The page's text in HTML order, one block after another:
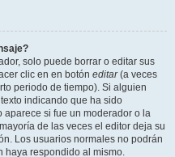
solo puede borrar o editar sus
clic en en botón editar(a veces
periodo de tiempo). Si alguien
indicando que ha sido
aparece si fue un moderador o la
de las veces el editor deja su
Los usuarios normales no podrán
haya respondido al mismo.